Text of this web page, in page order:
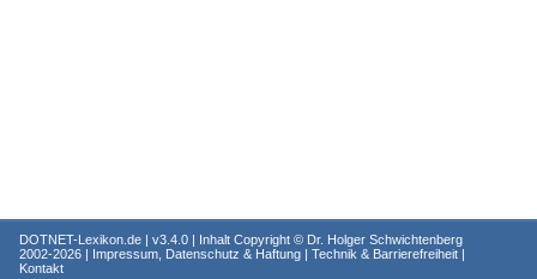
DOTNET-Lexikon.de | v3.4.0 | Inhalt Copyright © Dr. Holger Schwichtenberg
2002-2026 | Impressum, Datenschutz & Haftung | Technik & Barrierefreiheit |
Kontakt